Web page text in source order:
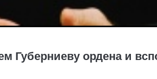
Губерниеву ордена и